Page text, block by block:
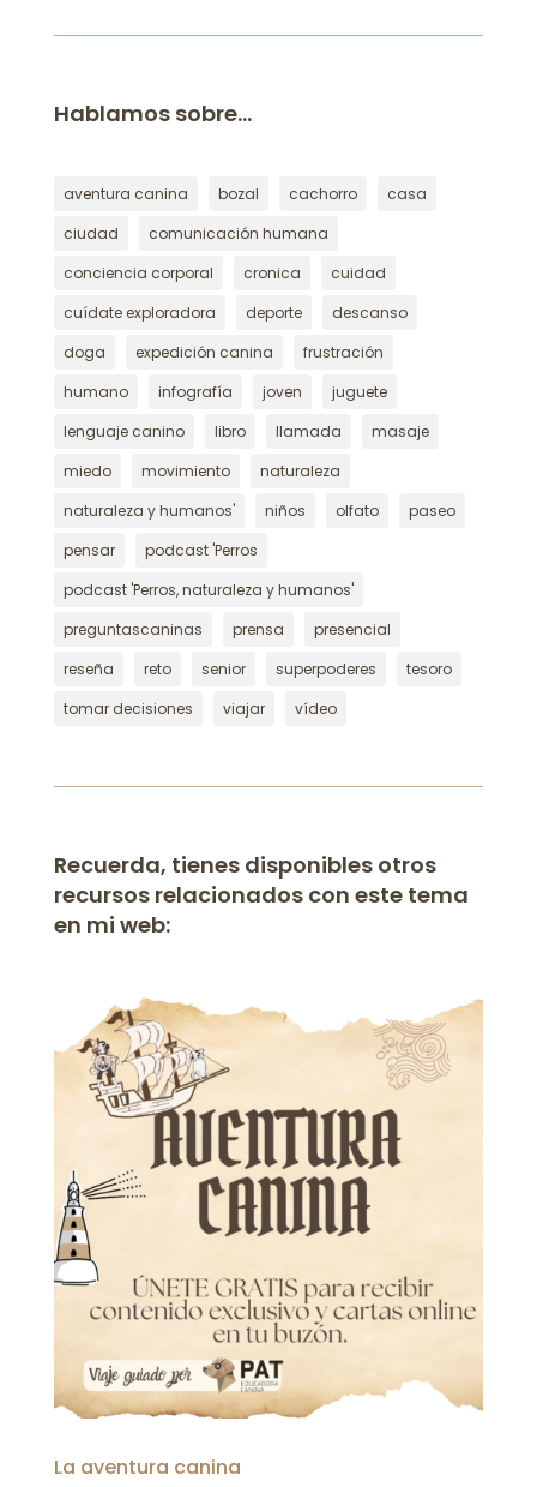
Hablamos sobre…
aventura canina bozal cachorro
casa
ciudad
comunicación humana
conciencia corporal
cronica
cuidad
cuídate exploradora
deporte
descanso
doga
expedición canina
frustración
humano
infografía joven
juguete
lenguaje canino
libro llamada
masaje
miedo
movimiento
naturaleza
naturaleza y humanos'
niños olfato
paseo
pensar
podcast 'Perros
podcast 'Perros, naturaleza y humanos'
preguntascaninas
prensa
presencial
reseña
reto senior superpoderes
tesoro
tomar decisiones
viajar vídeo
Recuerda, tienes disponibles otros
recursos relacionados con este tema
en mi web:
La aventura canina